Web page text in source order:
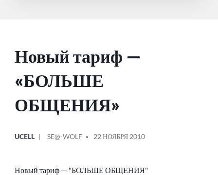
Новый тариф —
«БОЛЬШЕ
ОБЩЕНИЯ»
В
UCELL
ОТ
SE@-WOLF 22 НОЯБРЯ 2010
Новый тариф — "БОЛЬШЕ ОБЩЕНИЯ"